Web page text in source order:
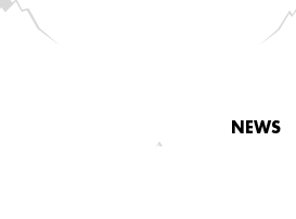
NEWS